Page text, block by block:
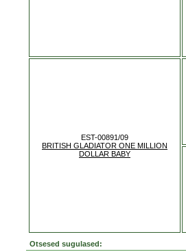
EST-00891/09
BRITISH GLADIATOR ONE MILLION
DOLLAR BABY
Otsesed sugulased: